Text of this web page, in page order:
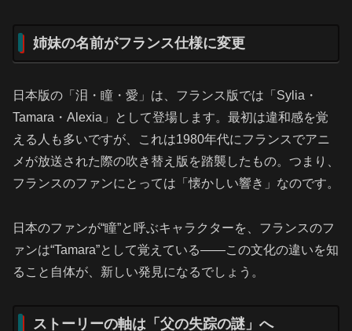
姉妹の名前がフランス仕様に変更
日本版の「泪・瞳・愛」は、フランス版では「Sylia・
Tamara・Alexia」として登場します。最初は違和感を覚
える人も多いですが、これは1980年代にフランスでアニ
メが放送された際の吹き替え版を踏襲したもの。つまり、
フランスのファンにとっては「懐かしい響き」なのです。
日本のファンが“瞳”と呼ぶキャラクターを、フランスのフ
ァンは“Tamara”として覚えている――この文化の違いを知
ること自体が、新しい発見になるでしょう。
ストーリーの軸は「父の失踪の謎」へ